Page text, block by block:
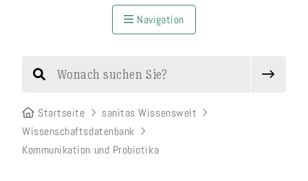
Navigation
Startseite
sanitas Wissenswelt
Wissenschaftsdatenbank
Kommunikation und Probiotika